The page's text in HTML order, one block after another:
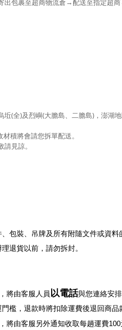
包裹至超商物流倉→配送至指定超
(全)及烈嶼(大膽島、二膽島)，澎湖
積將會請您拆單配送。
見諒。
包裝、吊牌及所有附隨文件或資料
退貨以前，請勿拆封。
將由客服人員 以電話與您連絡安排
檻，退款時將扣除運費後退回商品
將由客服另外通知收取每趟運費100